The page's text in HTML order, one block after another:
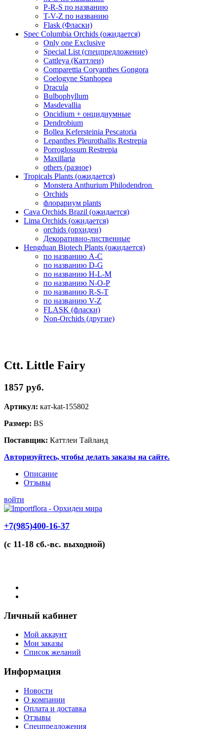
P-R-S по названию
T-V-Z по названию
Flask (Фласки)
Spec Columbia Orchids (ожидается)
Only one Exclusive
Special List (спецпредложение)
Cattleya (Каттлеи)
Comparettia Coryanthes Gongora
Coelogyne Stanhopea
Dracula
Bulbophyllum
Masdevallia
Oncidium + онцидиумные
Dendrobium
Bollea Kefersteinia Pescatoria
Lepanthes Pleurothallis Restrepia
Porroglossum Restrepia
Maxillaria
others (разное)
Tropicals Plants (ожидается)
​​​​​​​Monstera Anthurium Philodendron
Orchids
флорариум plants
Cava Orchids Brazil (ожидается)
Lima Orchids (ожидается)
orchids (орхидеи)
Декоративно-лиственные
Hengduan Biotech Plants (ожидается)
по названию A-C
по названию D-G
по названию H-L-M
по названию N-O-P
по названию R-S-T
по названию V-Z
FLASK (фласки)
Non-Orchids (другие)
Ctt. Little Fairy
1857 руб.
Артикул: кат-kat-155802
Размер: BS
Поставщик: Каттлеи Тайланд
Авторизуйтесь, чтобы делать заказы на сайте.
Описание
Отзывы
войти
+7(985)400-16-37
(с 11-18 сб.-вс. выходной)
Личный кабинет
Мой аккаунт
Мои заказы
Список желаний
Информация
Новости
О компании
Оплата и доставка
Отзывы
Спецпредложения